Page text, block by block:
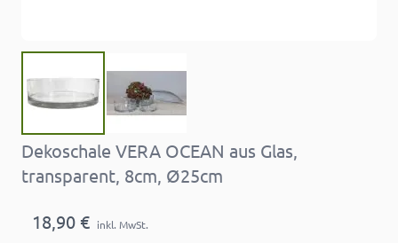
Dekoschale VERA OCEAN aus Glas,
transparent, 8cm, Ø25cm
18,90 € inkl. MwSt.